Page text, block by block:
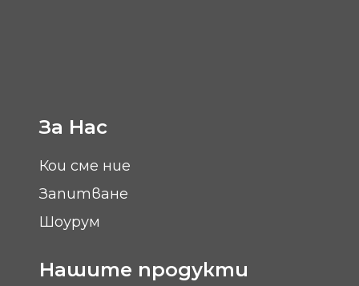
За Нас
Кои сме ние
Запитване
Шоурум
Нашите продукти